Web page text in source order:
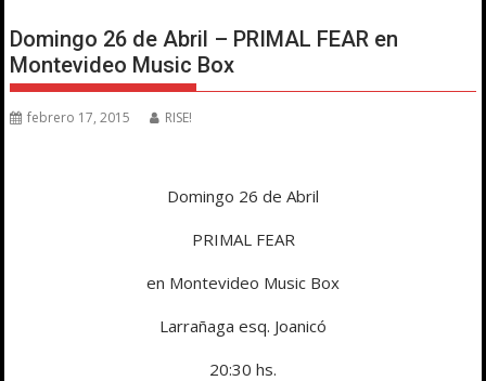
Domingo 26 de Abril – PRIMAL FEAR en
Montevideo Music Box
febrero 17, 2015 RISE!
Domingo 26 de Abril
PRIMAL FEAR
en Montevideo Music Box
Larrañaga esq. Joanicó
20:30 hs.